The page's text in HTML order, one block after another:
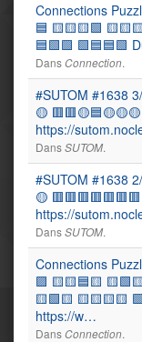
Connections
🟦 🟨🟨🟨🟩
🟦🟩🟩 🟩🟦🟦🟩
DansConnection.
#SUTOM #1638
🟡
https://
DansSUTOM.
#SUTOM #1638
🟡 🟥🟥🟥🟥🟥🟥🟥
https://
DansSUTOM.
Connections
🟪 🟨🟨🟦🟨
🟨🟩🟨 🟨🟨🟨🟨
https://w…
DansConnection.